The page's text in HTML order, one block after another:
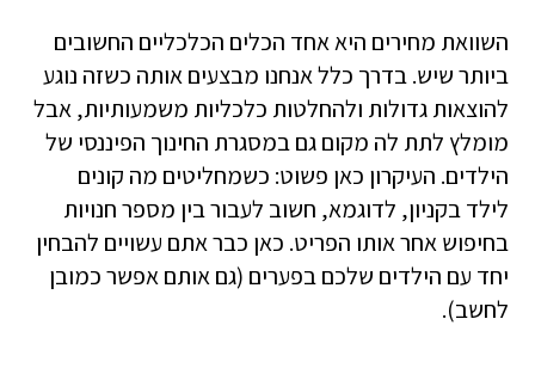
השוואת מחירים היא אחד הכלים הכלכליים החשובים
ביותר שיש. בדרך כלל אנחנו מבצעים אותה כשזה נוגע
להוצאות גדולות ולהחלטות כלכליות משמעותיות, אבל
מומלץ לתת לה מקום גם במסגרת החינוך הפיננסי של
הילדים. העיקרון כאן פשוט: כשמחליטים מה קונים
לילד בקניון, לדוגמא, חשוב לעבור בין מספר חנויות
בחיפוש אחר אותו הפריט. כאן כבר אתם עשויים להבחין
יחד עם הילדים שלכם בפערים (גם אותם אפשר כמובן
לחשב).